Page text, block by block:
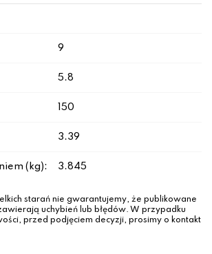
9
5.8
150
3.39
(kg): 3.845
starań nie gwarantujemy, że publikowane
uchybień lub błędów. W przypadku
przed podjęciem decyzji, prosimy o kontakt